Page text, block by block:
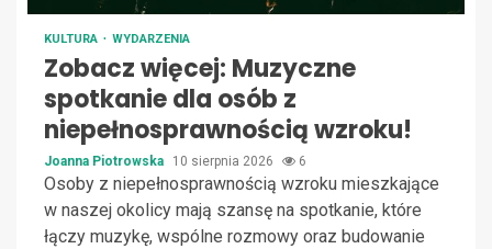
KULTURA WYDARZENIA
Zobacz więcej: Muzyczne
spotkanie dla osób z
niepełnosprawnością wzroku!
Joanna Piotrowska 10 sierpnia 2026 6
Osoby z niepełnosprawnością wzroku mieszkające
w naszej okolicy mają szansę na spotkanie, które
łączy muzykę, wspólne rozmowy oraz budowanie